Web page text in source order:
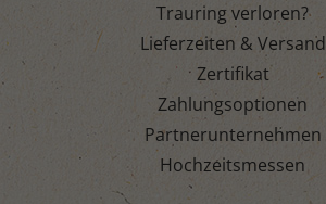
Trauring verloren?
Lieferzeiten & Versand
Zertifikat
Zahlungsoptionen
Partnerunternehmen
Hochzeitsmessen